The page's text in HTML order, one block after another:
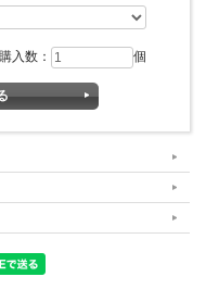
購入数： 個